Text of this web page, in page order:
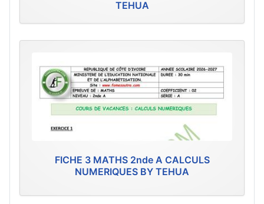
TEHUA
FICHE 3 MATHS 2nde A CALCULS
NUMERIQUES BY TEHUA